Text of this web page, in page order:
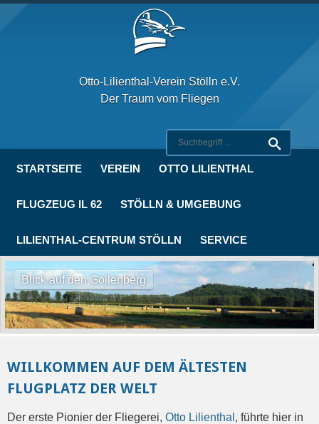
Otto-Lilienthal-Verein Stölln e.V.
Der Traum vom Fliegen
STARTSEITE VEREIN OTTO LILIENTHAL
FLUGZEUG IL 62 STÖLLN & UMGEBUNG
LILIENTHAL-CENTRUM STÖLLN SERVICE
Blick auf den Gollenberg
WILLKOMMEN AUF DEM ÄLTESTEN
FLUGPLATZ DER WELT
Der erste Pionier der Fliegerei, Otto Lilienthal , führte hier in